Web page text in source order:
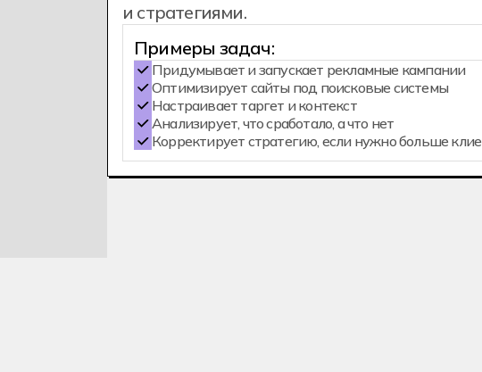
и стратегиями.
Примеры задач:
Придумывает и запускает рекламные кампании
Оптимизирует сайты под поисковые системы
Настраивает таргет и контекст
Анализирует, что сработало, а что нет
Корректирует стратегию, если нужно больше